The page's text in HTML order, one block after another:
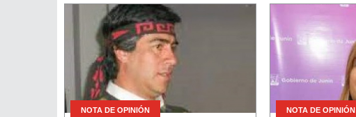
NOTA DE OPINIÓN NOTA DE OPINIÓN